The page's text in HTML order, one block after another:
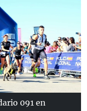
091 en